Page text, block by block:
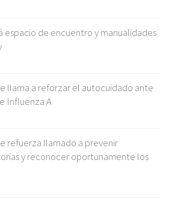
de encuentro y manualidades
llama a reforzar el autocuidado ante
Influenza A
refuerza llamado a prevenir
y reconocer oportunamente los